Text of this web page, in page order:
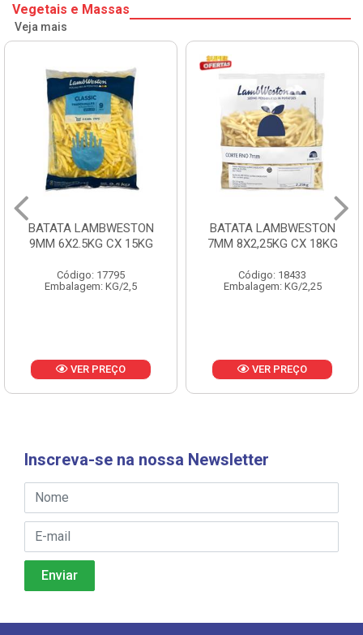
Vegetais e Massas
Veja mais
BATATA LAMBWESTON
9MM 6X2.5KG CX 15KG
Código: 17795
Embalagem: KG/2,5
VER PREÇO
BATATA LAMBWESTON
7MM 8X2,25KG CX 18KG
Código: 18433
Embalagem: KG/2,25
VER PREÇO
Inscreva-se na nossa Newsletter